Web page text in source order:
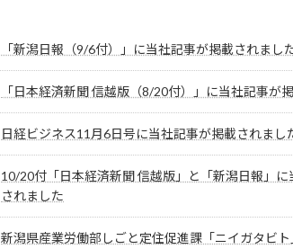
「新潟日報（9/6付）」に当社記事が掲載されまし
「日本経済新聞 信越版（8/20付）」に当社記事が
日経ビジネス11月6日号に当社記事が掲載されまし
10/20付「日本経済新聞 信越版」と「新潟日報」に
されました
新潟県産業労働部しごと定住促進課「ニイガタビ